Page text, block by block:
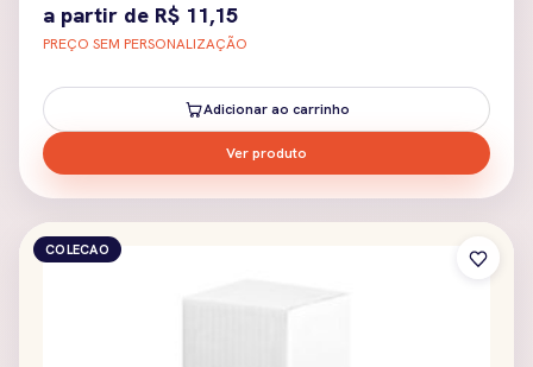
a partir de R$ 11,15
PREÇO SEM PERSONALIZAÇÃO
Adicionar ao carrinho
Ver produto
COLECAO